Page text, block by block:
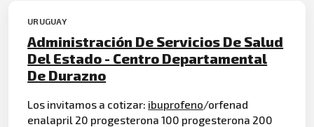
URUGUAY
Administración De Servicios De Salud
Del Estado - Centro Departamental
De Durazno
Los invitamos a cotizar: ibuprofeno/orfenad
enalapril 20 progesterona 100 progesterona 200